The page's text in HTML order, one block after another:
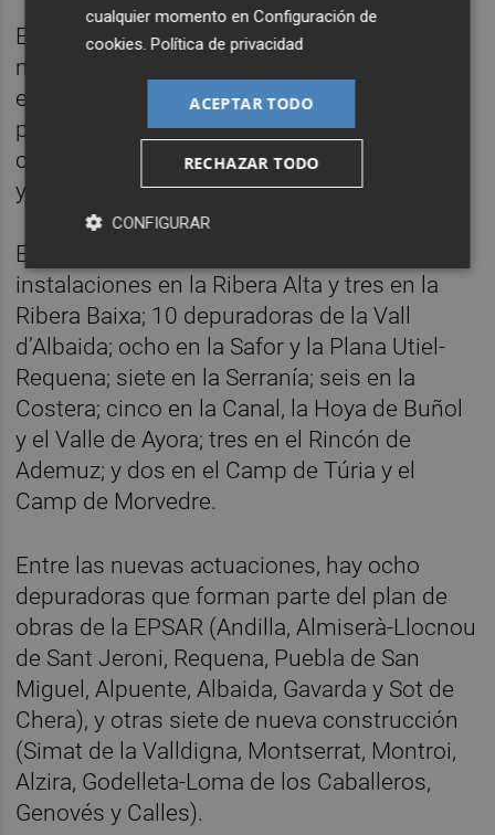
El acuerdo contempla algo más de siete
millones de euros para actuar en 62
estaciones que necesitan mejoras en los
procesos y capacidades operativas, así
como en la adaptación a la normativa actual
y futura.
Esta modernización contempla ocho
instalaciones en la Ribera Alta y tres en la
Ribera Baixa; 10 depuradoras de la Vall
d’Albaida; ocho en la Safor y la Plana Utiel-
Requena; siete en la Serranía; seis en la
Costera; cinco en la Canal, la Hoya de Buñol
y el Valle de Ayora; tres en el Rincón de
Ademuz; y dos en el Camp de Túria y el
Camp de Morvedre.
Entre las nuevas actuaciones, hay ocho
depuradoras que forman parte del plan de
obras de la EPSAR (Andilla, Almiserà-Llocnou
de Sant Jeroni, Requena, Puebla de San
Miguel, Alpuente, Albaida, Gavarda y Sot de
Chera), y otras siete de nueva construcción
(Simat de la Valldigna, Montserrat, Montroi,
Alzira, Godelleta-Loma de los Caballeros,
Genovés y Calles).
cualquier momento enConfiguración de
cookies.Política de privacidad
ACEPTAR TODO
RECHAZAR TODO
CONFIGURAR